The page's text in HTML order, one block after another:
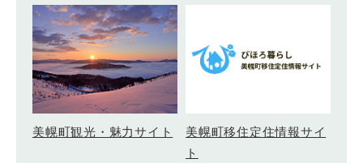
美幌町観光・魅力サイト
美幌町移住定住情報サイ
ト